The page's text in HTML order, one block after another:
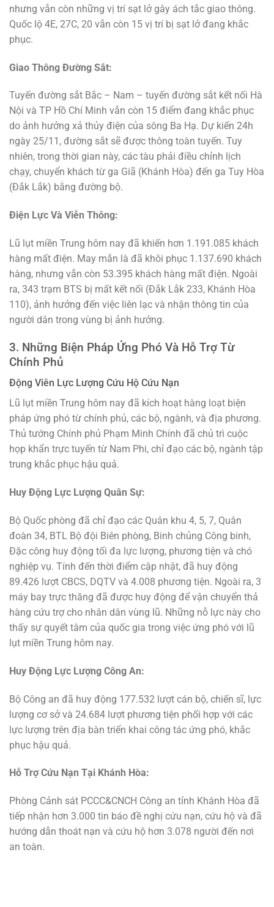
nhưng vẫn còn những vị trí sạt lở gây ách tắc giao thông.
Quốc lộ 4E, 27C, 20 vẫn còn 15 vị trí bị sạt lở đang khắc
phục.
Giao Thông Đường Sắt:
Tuyến đường sắt Bắc – Nam – tuyến đường sắt kết nối Hà
Nội và TP Hồ Chí Minh vẫn còn 15 điểm đang khắc phục
do ảnh hưởng xả thủy điện của sông Ba Hạ. Dự kiến 24h
ngày 25/11, đường sắt sẽ được thông toàn tuyến. Tuy
nhiên, trong thời gian này, các tàu phải điều chỉnh lịch
chạy, chuyển khách từ ga Giã (Khánh Hòa) đến ga Tuy Hòa
(Đắk Lắk) bằng đường bộ.
Điện Lực Và Viễn Thông:
Lũ lụt miền Trung hôm nay đã khiến hơn 1.191.085 khách
hàng mất điện. May mắn là đã khôi phục 1.137.690 khách
hàng, nhưng vẫn còn 53.395 khách hàng mất điện. Ngoài
ra, 343 trạm BTS bị mất kết nối (Đắk Lắk 233, Khánh Hòa
110), ảnh hưởng đến việc liên lạc và nhận thông tin của
người dân trong vùng bị ảnh hưởng.
3. Những Biện Pháp Ứng Phó Và Hỗ Trợ Từ
Chính Phủ
Động Viên Lực Lượng Cứu Hộ Cứu Nạn
Lũ lụt miền Trung hôm nay đã kích hoạt hàng loạt biện
pháp ứng phó từ chính phủ, các bộ, ngành, và địa phương.
Thủ tướng Chính phủ Phạm Minh Chính đã chủ trì cuộc
họp khẩn trực tuyến từ Nam Phi, chỉ đạo các bộ, ngành tập
trung khắc phục hậu quả.
Huy Động Lực Lượng Quân Sự:
Bộ Quốc phòng đã chỉ đạo các Quân khu 4, 5, 7, Quân
đoàn 34, BTL Bộ đội Biên phòng, Binh chủng Công binh,
Đặc công huy động tối đa lực lượng, phương tiện và chó
nghiệp vụ. Tính đến thời điểm cập nhật, đã huy động
89.426 lượt CBCS, DQTV và 4.008 phương tiện. Ngoài ra, 3
máy bay trực thăng đã được huy động để vận chuyển thả
hàng cứu trợ cho nhân dân vùng lũ. Những nỗ lực này cho
thấy sự quyết tâm của quốc gia trong việc ứng phó với lũ
lụt miền Trung hôm nay.
Huy Động Lực Lượng Công An:
Bộ Công an đã huy động 177.532 lượt cán bộ, chiến sĩ, lực
lượng cơ sở và 24.684 lượt phương tiện phối hợp với các
lực lượng trên địa bàn triển khai công tác ứng phó, khắc
phục hậu quả.
Hỗ Trợ Cứu Nạn Tại Khánh Hòa:
Phòng Cảnh sát PCCC&CNCH Công an tỉnh Khánh Hòa đã
tiếp nhận hơn 3.000 tin báo đề nghị cứu nạn, cứu hộ và đã
hướng dẫn thoát nạn và cứu hộ hơn 3.078 người đến nơi
an toàn.